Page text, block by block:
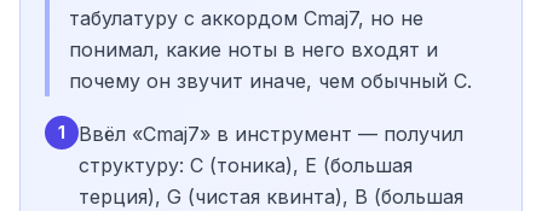
табулатуру с аккордом Cmaj7, но не
понимал, какие ноты в него входят и
почему он звучит иначе, чем обычный C.
1
Ввёл «Cmaj7» в инструмент — получил
структуру: C (тоника), E (большая
терция), G (чистая квинта), B (большая